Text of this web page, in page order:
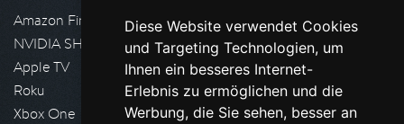
Diese Website verwendet Cookies
und Targeting Technologien, um
Ihnen ein besseres Internet-
Erlebnis zu ermöglichen und die
Werbung, die Sie sehen, besser an
Amazon FireTV
NVIDIA SHIELD, Google TV
Apple TV
Roku
Xbox One